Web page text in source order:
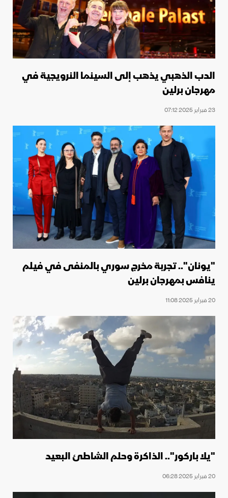
الدب الذهبي يذهب إلى السينما النرويجية في
مهرجان برلين
23 فبراير 2025 07:12
"يونان".. تجربة مخرج سوري بالمنفى في فيلم
ينافس بمهرجان برلين
20 فبراير 2025 11:08
"يلا باركور".. الذاكرة وحلم الشاطئ البعيد
20 فبراير 2025 06:28